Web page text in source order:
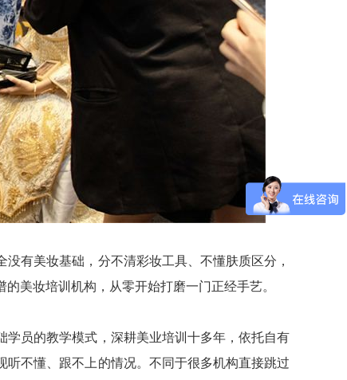
有美妆基础，分不清彩妆工具、不懂肤质区分，
美妆培训机构，从零开始打磨一门正经手艺。
员的教学模式，深耕美业培训十多年，依托自有
不懂、跟不上的情况。不同于很多机构直接跳过